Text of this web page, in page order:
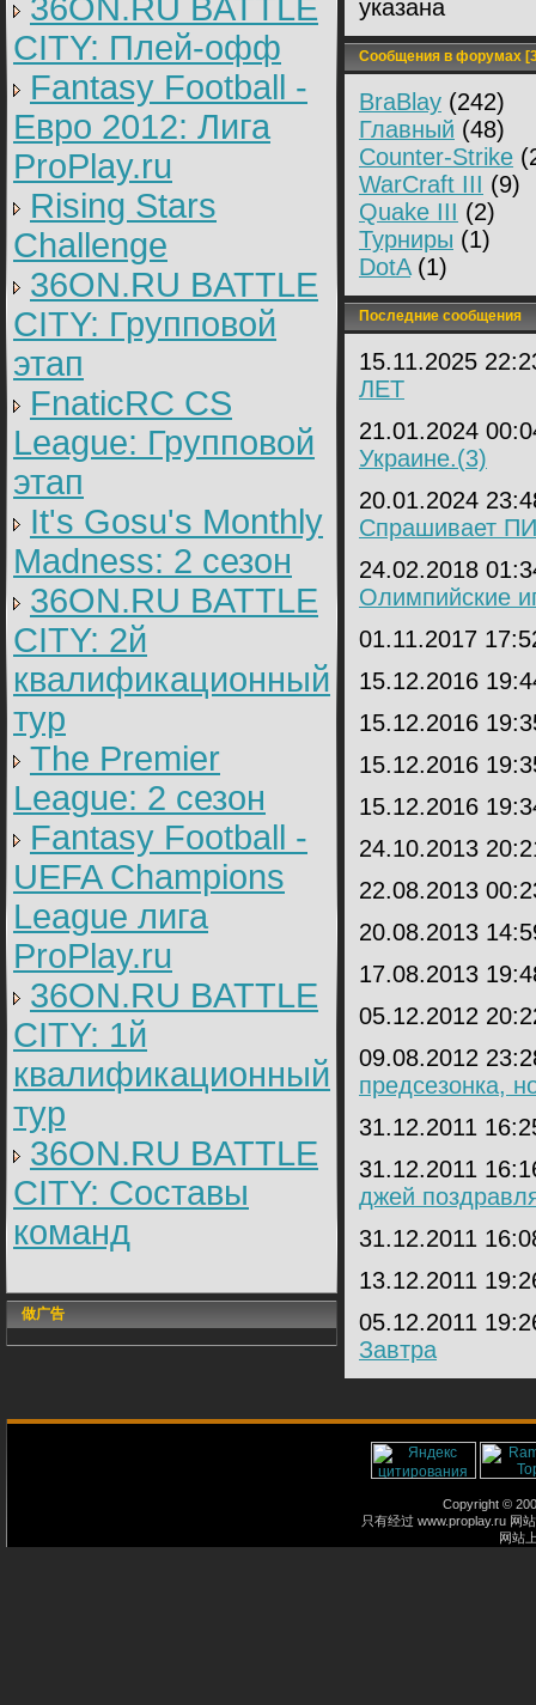
36ON.RU BATTLE
CITY: Плей-офф
Fantasy Football -
Евро 2012: Лига
ProPlay.ru
Rising Stars
Challenge
36ON.RU BATTLE
CITY: Групповой
этап
FnaticRC CS
League: Групповой
этап
It's Gosu's Monthly
Madness: 2 сезон
36ON.RU BATTLE
CITY: 2й
квалификационный
тур
The Premier
League: 2 cезон
Fantasy Football -
UEFA Champions
League лига
ProPlay.ru
36ON.RU BATTLE
CITY: 1й
квалификационный
тур
36ON.RU BATTLE
CITY: Составы
команд
做广告
указана
Сообщения в форумах
BraBlay (242)
Главный (48)
Counter-Strike
WarCraft III (9)
Quake III (2)
Турниры (1)
DotA(1)
Последние сообщения
15.11.2025
ЛЕТ
21.01.2024
Украине.(3)
20.01.2024
Спрашивает
24.02.2018
Олимпийские
01.11.2017
15.12.2016
15.12.2016
15.12.2016
15.12.2016
24.10.2013
22.08.2013
20.08.2013
17.08.2013
05.12.2012
09.08.2012
предсезонка,
31.12.2011
31.12.2011
джей
31.12.2011
13.12.2011
05.12.2011
Завтра
Copyright ©
只有经过 www.proplay.ru 网
网站